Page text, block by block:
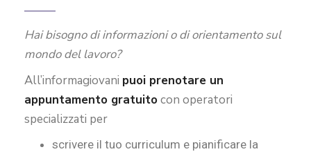
Hai bisogno di informazioni o di orientamento sul
mondo del lavoro?
All’informagiovani puoi prenotare un
appuntamento gratuitocon operatori
specializzati per
scrivere il tuo curriculum e pianificare la